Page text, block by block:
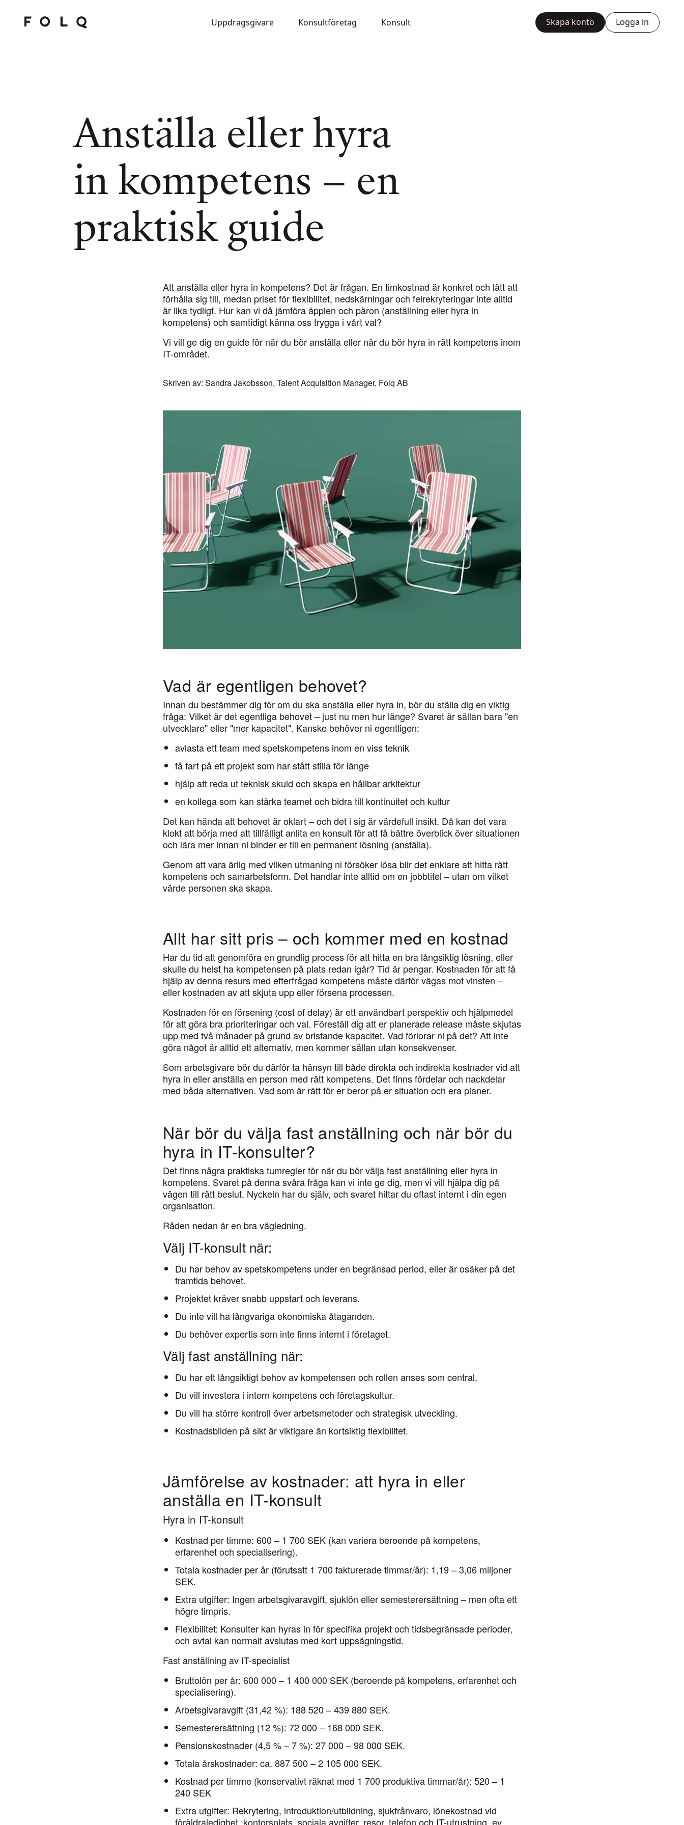
Uppdragsgivare Konsultföretag Konsult Skapa konto Logga in
Anställa eller hyra
in kompetens – en
praktisk guide
Att anställa eller hyra in kompetens? Det är frågan. En timkostnad är konkret och lätt att
förhålla sig till, medan priset för flexibilitet, nedskärningar och felrekryteringar inte alltid
är lika tydligt. Hur kan vi då jämföra äpplen och päron (anställning eller hyra in
kompetens) och samtidigt känna oss trygga i vårt val?
Vi vill ge dig en guide för när du bör anställa eller när du bör hyra in rätt kompetens inom
IT-området.
Skriven av: Sandra Jakobsson, Talent Acquisition Manager, Folq AB
Vad är egentligen behovet?
Innan du bestämmer dig för om du ska anställa eller hyra in, bör du ställa dig en viktig
fråga: Vilket är det egentliga behovet – just nu men hur länge? Svaret är sällan bara "en
utvecklare" eller "mer kapacitet". Kanske behöver ni egentligen:
avlasta ett team med spetskompetens inom en viss teknik
få fart på ett projekt som har stått stilla för länge
hjälp att reda ut teknisk skuld och skapa en hållbar arkitektur
en kollega som kan stärka teamet och bidra till kontinuitet och kultur
Det kan hända att behovet är oklart – och det i sig är värdefull insikt. Då kan det vara
klokt att börja med att tillfälligt anlita en konsult för att få bättre överblick över situationen
och lära mer innan ni binder er till en permanent lösning (anställa).
Genom att vara ärlig med vilken utmaning ni försöker lösa blir det enklare att hitta rätt
kompetens och samarbetsform. Det handlar inte alltid om en jobbtitel – utan om vilket
värde personen ska skapa.
Allt har sitt pris – och kommer med en kostnad
Har du tid att genomföra en grundlig process för att hitta en bra långsiktig lösning, eller
skulle du helst ha kompetensen på plats redan igår? Tid är pengar. Kostnaden för att få
hjälp av denna resurs med efterfrågad kompetens måste därför vägas mot vinsten –
eller kostnaden av att skjuta upp eller försena processen.
Kostnaden för en försening (cost of delay) är ett användbart perspektiv och hjälpmedel
för att göra bra prioriteringar och val. Föreställ dig att er planerade release måste skjutas
upp med två månader på grund av bristande kapacitet. Vad förlorar ni på det? Att inte
göra något är alltid ett alternativ, men kommer sällan utan konsekvenser.
Som arbetsgivare bör du därför ta hänsyn till både direkta och indirekta kostnader vid att
hyra in eller anställa en person med rätt kompetens. Det finns fördelar och nackdelar
med båda alternativen. Vad som är rätt för er beror på er situation och era planer.
När bör du välja fast anställning och när bör du
hyra in IT-konsulter?
Det finns några praktiska tumregler för när du bör välja fast anställning eller hyra in
kompetens. Svaret på denna svåra fråga kan vi inte ge dig, men vi vill hjälpa dig på
vägen till rätt beslut. Nyckeln har du själv, och svaret hittar du oftast internt i din egen
organisation.
Råden nedan är en bra vägledning.
Välj IT-konsult när:
Du har behov av spetskompetens under en begränsad period, eller är osäker på det
framtida behovet.
Projektet kräver snabb uppstart och leverans.
Du inte vill ha långvariga ekonomiska åtaganden.
Du behöver expertis som inte finns internt i företaget.
Välj fast anställning när:
Du har ett långsiktigt behov av kompetensen och rollen anses som central.
Du vill investera i intern kompetens och företagskultur.
Du vill ha större kontroll över arbetsmetoder och strategisk utveckling.
Kostnadsbilden på sikt är viktigare än kortsiktig flexibilitet.
Jämförelse av kostnader: att hyra in eller
anställa en IT-konsult
Hyra in IT-konsult
Kostnad per timme: 600 – 1 700 SEK (kan variera beroende på kompetens,
erfarenhet och specialisering).
Totala kostnader per år (förutsatt 1 700 fakturerade timmar/år): 1,19 – 3,06 miljoner
SEK.
Extra utgifter: Ingen arbetsgivaravgift, sjuklön eller semesterersättning – men ofta ett
högre timpris.
Flexibilitet: Konsulter kan hyras in för specifika projekt och tidsbegränsade perioder,
och avtal kan normalt avslutas med kort uppsägningstid.
Fast anställning av IT-specialist
Bruttolön per år: 600 000 – 1 400 000 SEK (beroende på kompetens, erfarenhet och
specialisering).
Arbetsgivaravgift (31,42 %): 188 520 – 439 880 SEK.
Semesterersättning (12 %): 72 000 – 168 000 SEK.
Pensionskostnader (4,5 % – 7 %): 27 000 – 98 000 SEK.
Totala årskostnader: ca. 887 500 – 2 105 000 SEK.
Kostnad per timme (konservativt räknat med 1 700 produktiva timmar/år): 520 – 1
240 SEK
Extra utgifter: Rekrytering, introduktion/utbildning, sjukfrånvaro, lönekostnad vid
föräldraledighet, kontorsplats, sociala avgifter, resor, telefon och IT-utrustning, ev.